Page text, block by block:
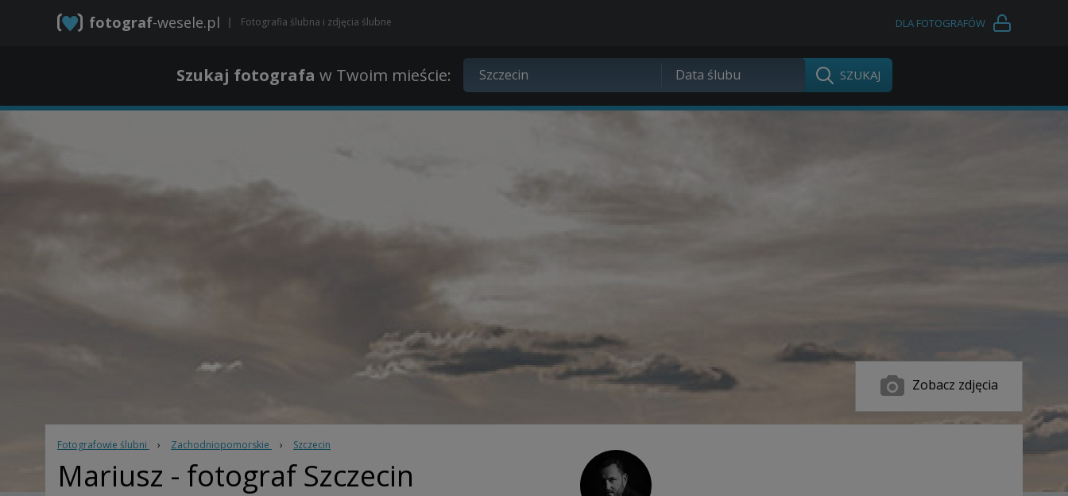
fotograf-wesele.pl Fotografia ślubna i zdjęcia ślubne DLA FOTOGRAFÓW
Szukaj fotografa w Twoim mieście:
Zobacz zdjęcia
Fotografowie ślubni › Zachodniopomorskie › Szczecin
Mariusz - fotograf Szczecin